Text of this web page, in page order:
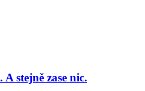
stejně zase nic.